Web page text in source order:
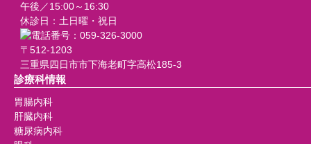
午後／15:00～16:30
休診日：土日曜・祝日
〒512-1203
三重県四日市市下海老町字高松185-3
診療科情報
胃腸内科
肝臓内科
糖尿病内科